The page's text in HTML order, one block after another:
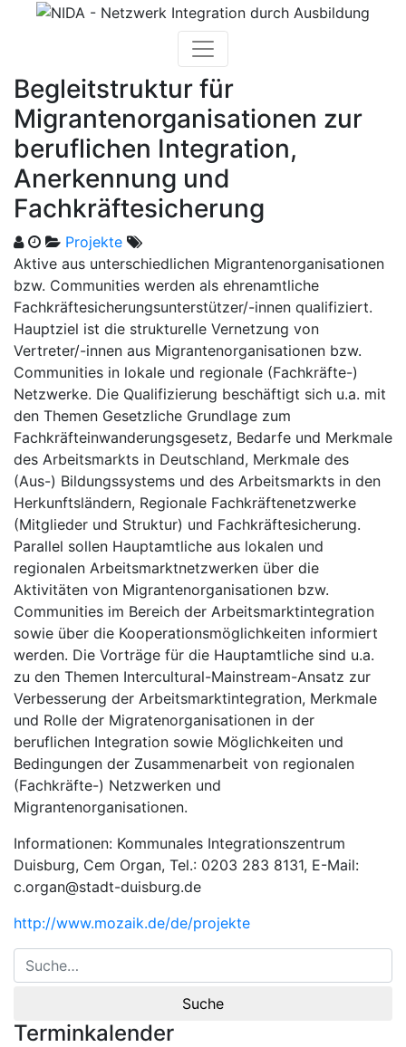
Begleitstruktur für
Migrantenorganisationen zur
beruflichen Integration,
Anerkennung und
Fachkräftesicherung
Projekte
Aktive aus unterschiedlichen Migrantenorganisationen
bzw. Communities werden als ehrenamtliche
Fachkräftesicherungsunterstützer/-innen qualifiziert.
Hauptziel ist die strukturelle Vernetzung von
Vertreter/-innen aus Migrantenorganisationen bzw.
Communities in lokale und regionale (Fachkräfte-)
Netzwerke. Die Qualifizierung beschäftigt sich u.a. mit
den Themen Gesetzliche Grundlage zum
Fachkräfteinwanderungsgesetz, Bedarfe und Merkmale
des Arbeitsmarkts in Deutschland, Merkmale des
(Aus-) Bildungssystems und des Arbeitsmarkts in den
Herkunftsländern, Regionale Fachkräftenetzwerke
(Mitglieder und Struktur) und Fachkräftesicherung.
Parallel sollen Hauptamtliche aus lokalen und
regionalen Arbeitsmarktnetzwerken über die
Aktivitäten von Migrantenorganisationen bzw.
Communities im Bereich der Arbeitsmarktintegration
sowie über die Kooperationsmöglichkeiten informiert
werden. Die Vorträge für die Hauptamtliche sind u.a.
zu den Themen Intercultural-Mainstream-Ansatz zur
Verbesserung der Arbeitsmarktintegration, Merkmale
und Rolle der Migratenorganisationen in der
beruflichen Integration sowie Möglichkeiten und
Bedingungen der Zusammenarbeit von regionalen
(Fachkräfte-) Netzwerken und
Migrantenorganisationen.
Informationen: Kommunales Integrationszentrum
Duisburg, Cem Organ, Tel.: 0203 283 8131, E-Mail:
c.organ@stadt-duisburg.de
http://www.mozaik.de/de/projekte
Terminkalender